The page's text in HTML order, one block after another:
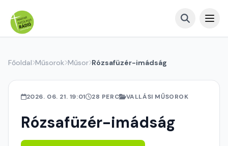
Főoldal Műsorok Műsor Rózsafüzér-imádság
2026. 06. 21. 19:01 28 PERC VALLÁSI MŰSOROK
Rózsafüzér-imádság